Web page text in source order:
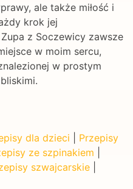
ale także miłość i
krok jej
z Soczewicy zawsze
w moim sercu,
w prostym
dla dzieci
Przepisy
ze szpinakiem
szwajcarskie